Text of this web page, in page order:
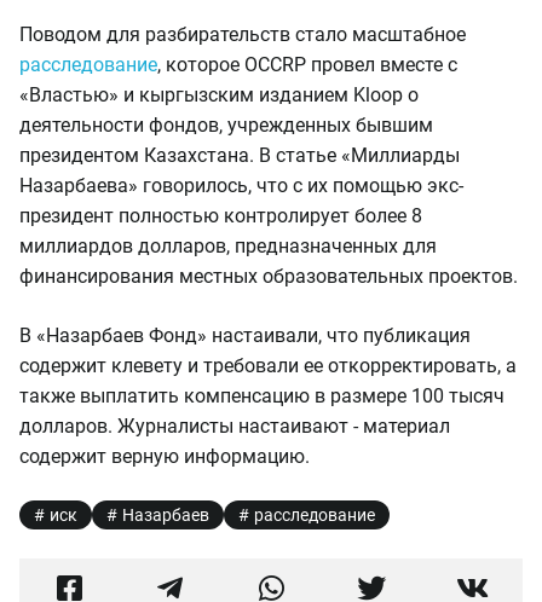
Поводом для разбирательств стало масштабное
расследование, которое OCCRP провел вместе с
«Властью» и кыргызским изданием Kloop о
деятельности фондов, учрежденных бывшим
президентом Казахстана. В статье «Миллиарды
Назарбаева» говорилось, что с их помощью экс-
президент полностью контролирует более 8
миллиардов долларов, предназначенных для
финансирования местных образовательных проектов.
В «Назарбаев Фонд» настаивали, что публикация
содержит клевету и требовали ее откорректировать, а
также выплатить компенсацию в размере 100 тысяч
долларов. Журналисты настаивают - материал
содержит верную информацию.
иск Назарбаев расследование